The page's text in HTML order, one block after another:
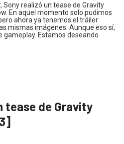
Sony realizó un tease de Gravity
En aquel momento solo pudimos
ahora ya tenemos el tráiler
mismas imágenes. Aunque eso sí,
gameplay. Estamos deseando
tease de Gravity